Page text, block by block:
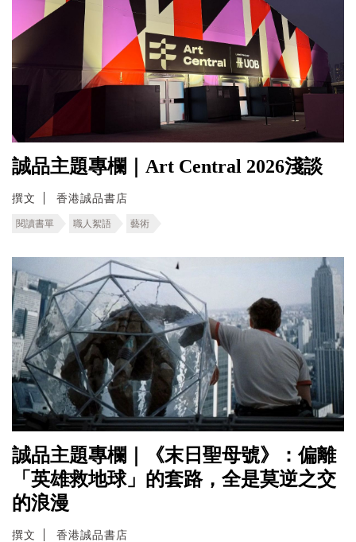
誠品主題專欄｜Art Central 2026淺談
撰文 香港誠品書店
閱讀書單 職人絮語 藝術
誠品主題專欄｜《末日聖母號》：偏離
「英雄救地球」的套路，全是莫逆之交
的浪漫
撰文 香港誠品書店